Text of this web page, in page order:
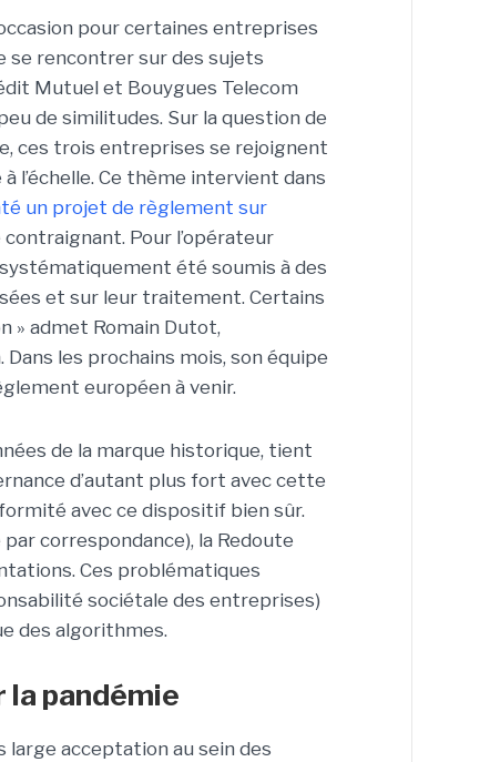
pour certaines entreprises
se rencontrer sur des sujets
Mutuel et Bouygues Telecom
de similitudes. Sur la question de
ces trois entreprises se rejoignent
l’échelle. Ce thème intervient dans
un projet de règlement sur
Pour l’opérateur
été soumis à des
et sur leur traitement. Certains
» admet Romain Dutot,
les prochains mois, son équipe
européen à venir.
de la marque historique, tient
d’autant plus fort avec cette
avec ce dispositif bien sûr.
correspondance), la Redoute
Ces problématiques
sociétale des entreprises)
des algorithmes.
la pandémie
large acceptation au sein des